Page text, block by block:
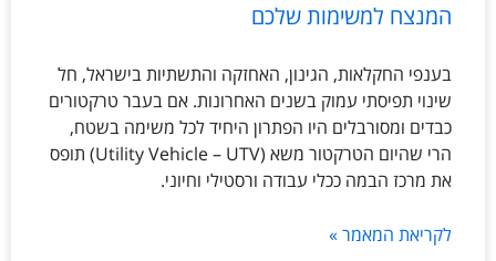
המנצח למשימות שלכם
בענפי החקלאות, הגינון, האחזקה והתשתיות בישראל, חל
שינוי תפיסתי עמוק בשנים האחרונות. אם בעבר טרקטורים
כבדים ומסורבלים היו הפתרון היחיד לכל משימה בשטח,
הרי שהיום הטרקטור משא (Utility Vehicle – UTV) תופס
את מרכז הבמה ככלי עבודה ורסטילי וחיוני.
לקריאת המאמר »